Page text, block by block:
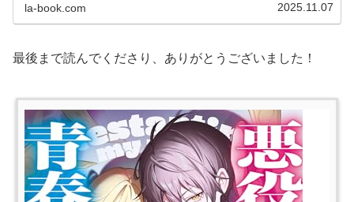
la-book.com 2025.11.07
最後まで読んでくださり、ありがとうございました！